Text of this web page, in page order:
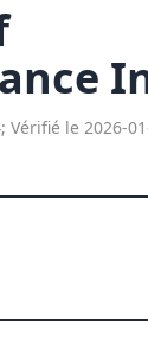
Vérifié le 2026-